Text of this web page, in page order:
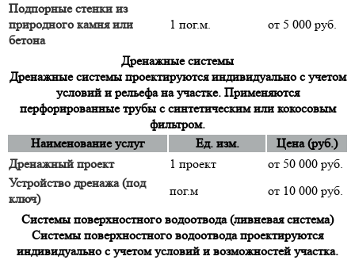
Подпорные стенки из
природного камня или
бетона
1 пог.м. от 5 000 руб.
Дренажные системы
Дренажные системы проектируются индивидуально с учетом
условий и рельефа на участке. Применяются
перфорированные трубы с синтетическим или кокосовым
фильтром.
Наименование услуг
Ед. изм.
Цена (руб.)
Дренажный проект
1 проект
от 50 000 руб.
Устройство дренажа (под
ключ)
пог.м
от 10 000 руб.
Системы поверхностного водоотвода (ливневая система)
Системы поверхностного водоотвода проектируются
индивидуально с учетом условий и возможностей участка.